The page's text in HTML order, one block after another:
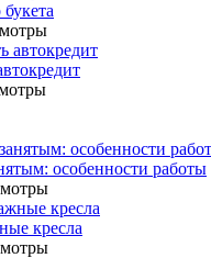
особенности работы
кресла